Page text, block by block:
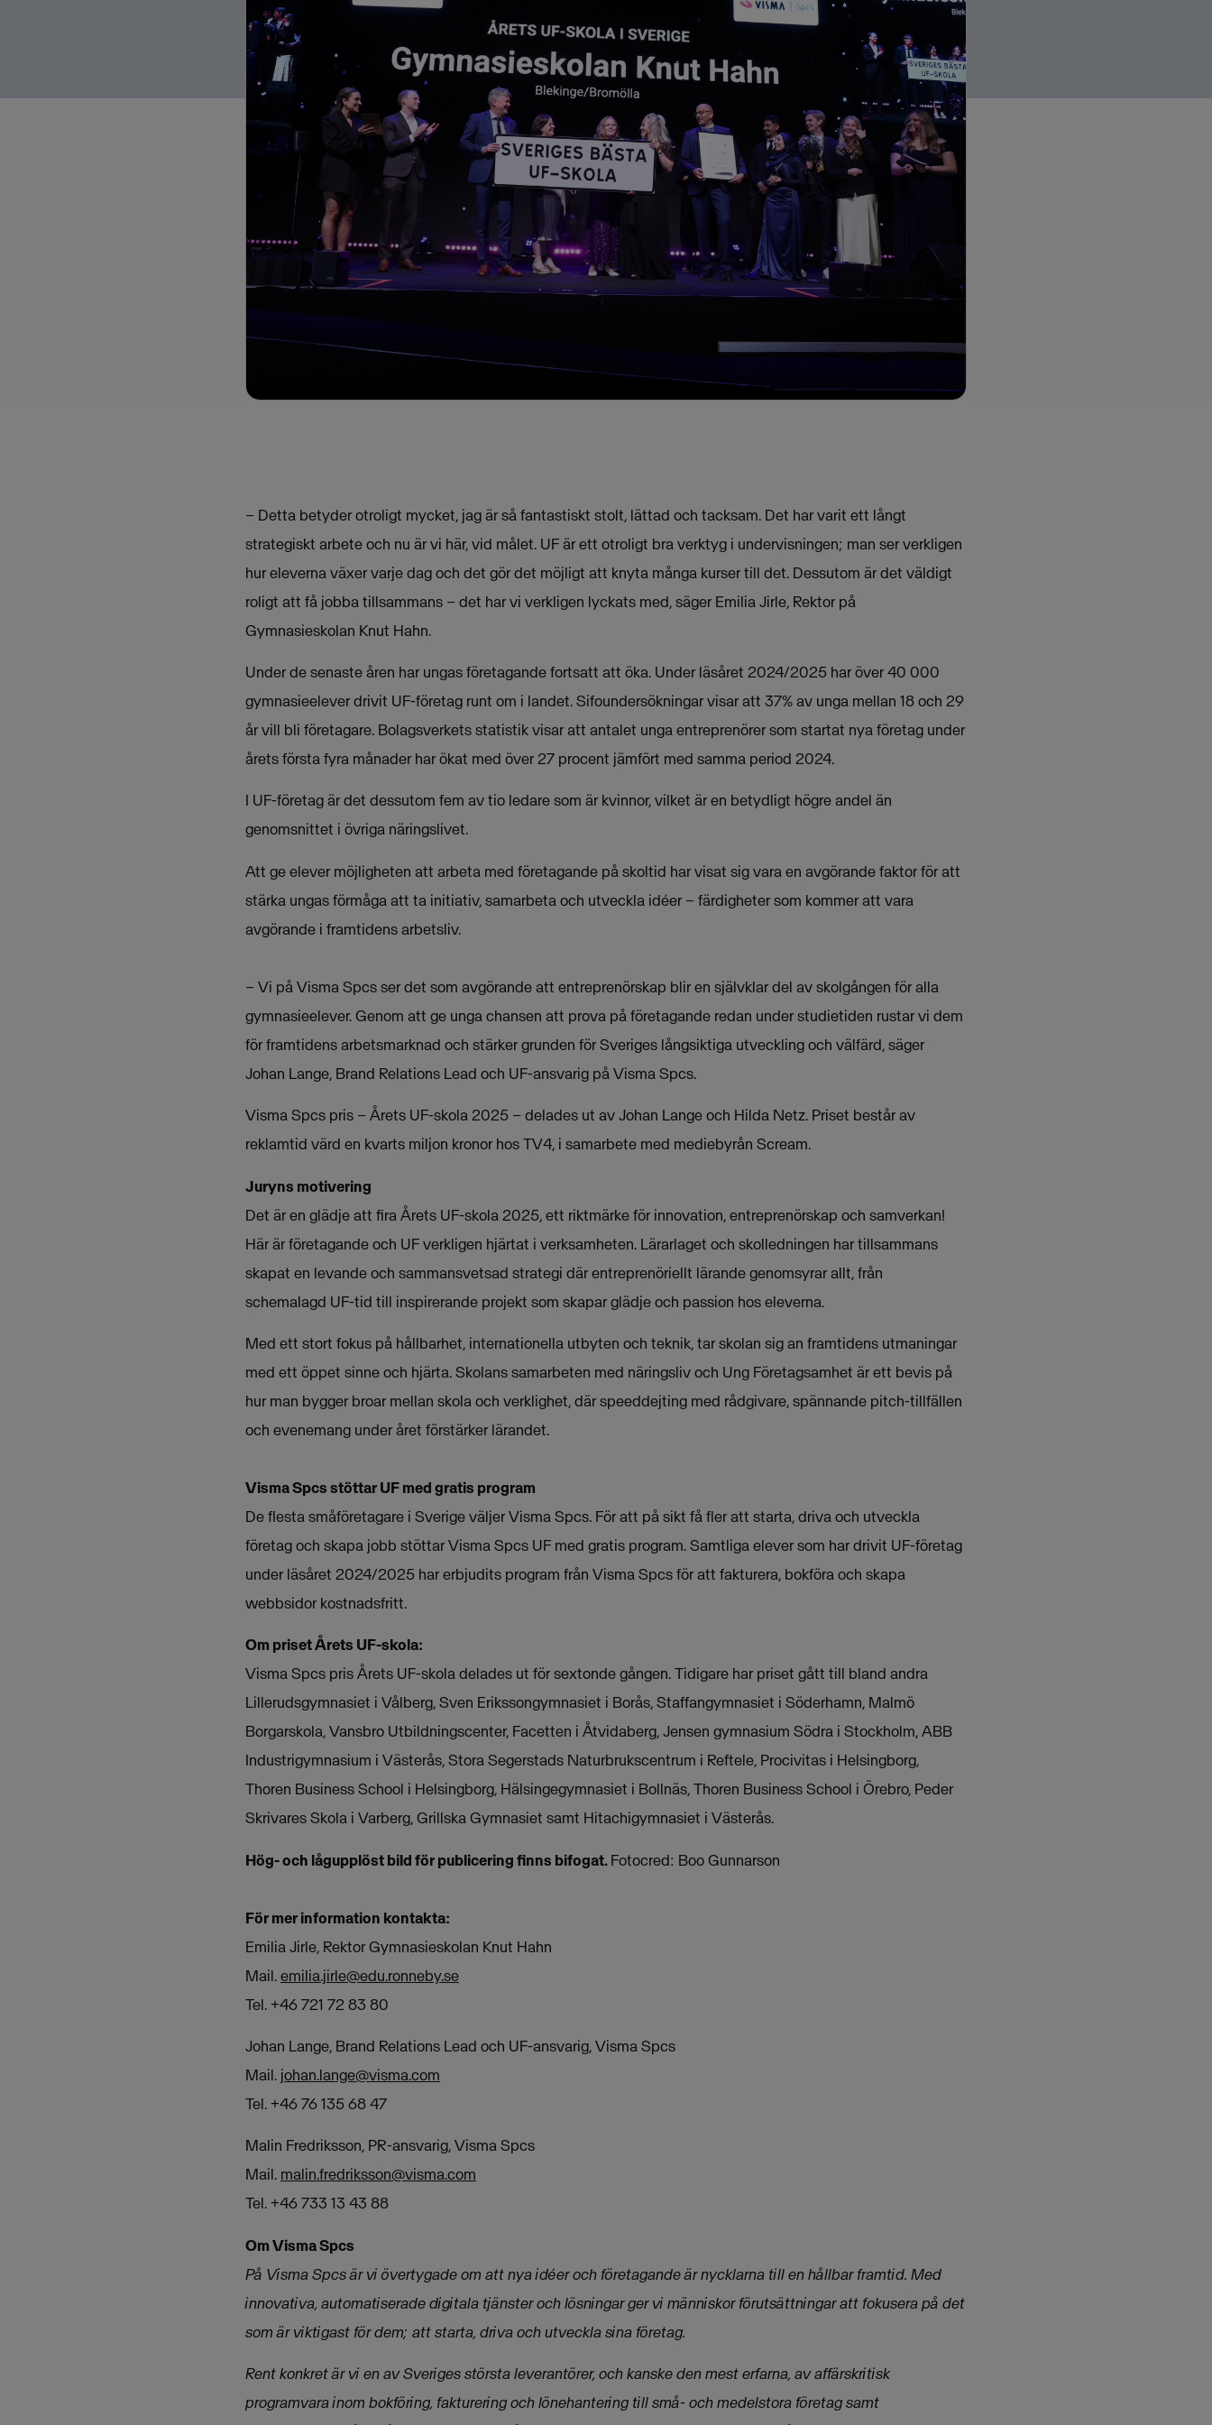
– Detta betyder otroligt mycket, jag är så fantastiskt stolt, lättad och tacksam. Det har varit ett långt
strategiskt arbete och nu är vi här, vid målet. UF är ett otroligt bra verktyg i undervisningen; man ser verkligen
hur eleverna växer varje dag och det gör det möjligt att knyta många kurser till det. Dessutom är det väldigt
roligt att få jobba tillsammans – det har vi verkligen lyckats med, säger Emilia Jirle, Rektor på
Gymnasieskolan Knut Hahn.
Under de senaste åren har ungas företagande fortsatt att öka. Under läsåret 2024/2025 har över 40 000
gymnasieelever drivit UF-företag runt om i landet. Sifoundersökningar visar att 37% av unga mellan 18 och 29
år vill bli företagare. Bolagsverkets statistik visar att antalet unga entreprenörer som startat nya företag under
årets första fyra månader har ökat med över 27 procent jämfört med samma period 2024.
I UF-företag är det dessutom fem av tio ledare som är kvinnor, vilket är en betydligt högre andel än
genomsnittet i övriga näringslivet.
Att ge elever möjligheten att arbeta med företagande på skoltid har visat sig vara en avgörande faktor för att
stärka ungas förmåga att ta initiativ, samarbeta och utveckla idéer – färdigheter som kommer att vara
avgörande i framtidens arbetsliv.
– Vi på Visma Spcs ser det som avgörande att entreprenörskap blir en självklar del av skolgången för alla
gymnasieelever. Genom att ge unga chansen att prova på företagande redan under studietiden rustar vi dem
för framtidens arbetsmarknad och stärker grunden för Sveriges långsiktiga utveckling och välfärd, säger
Johan Lange, Brand Relations Lead och UF-ansvarig på Visma Spcs.
Visma Spcs pris – Årets UF-skola 2025 – delades ut av Johan Lange och Hilda Netz. Priset består av
reklamtid värd en kvarts miljon kronor hos TV4, i samarbete med mediebyrån Scream.
Juryns motivering
Det är en glädje att fira Årets UF-skola 2025, ett riktmärke för innovation, entreprenörskap och samverkan!
Här är företagande och UF verkligen hjärtat i verksamheten. Lärarlaget och skolledningen har tillsammans
skapat en levande och sammansvetsad strategi där entreprenöriellt lärande genomsyrar allt, från
schemalagd UF-tid till inspirerande projekt som skapar glädje och passion hos eleverna.
Med ett stort fokus på hållbarhet, internationella utbyten och teknik, tar skolan sig an framtidens utmaningar
med ett öppet sinne och hjärta. Skolans samarbeten med näringsliv och Ung Företagsamhet är ett bevis på
hur man bygger broar mellan skola och verklighet, där speeddejting med rådgivare, spännande pitch-tillfällen
och evenemang under året förstärker lärandet.
Visma Spcs stöttar UF med gratis program
De flesta småföretagare i Sverige väljer Visma Spcs. För att på sikt få fler att starta, driva och utveckla
företag och skapa jobb stöttar Visma Spcs UF med gratis program. Samtliga elever som har drivit UF-företag
under läsåret 2024/2025 har erbjudits program från Visma Spcs för att fakturera, bokföra och skapa
webbsidor kostnadsfritt.
Om priset Årets UF-skola:
Visma Spcs pris Årets UF-skola delades ut för sextonde gången. Tidigare har priset gått till bland andra
Lillerudsgymnasiet i Vålberg, Sven Erikssongymnasiet i Borås, Staffangymnasiet i Söderhamn, Malmö
Borgarskola, Vansbro Utbildningscenter, Facetten i Åtvidaberg, Jensen gymnasium Södra i Stockholm, ABB
Industrigymnasium i Västerås, Stora Segerstads Naturbrukscentrum i Reftele, Procivitas i Helsingborg,
Thoren Business School i Helsingborg, Hälsingegymnasiet i Bollnäs, Thoren Business School i Örebro, Peder
Skrivares Skola i Varberg, Grillska Gymnasiet samt Hitachigymnasiet i Västerås.
Hög- och lågupplöst bild för publicering finns bifogat.Fotocred: Boo Gunnarson
För mer information kontakta:
Emilia Jirle, Rektor Gymnasieskolan Knut Hahn
Mail.emilia.jirle@edu.ronneby.se
Tel. +46 721 72 83 80
Johan Lange, Brand Relations Lead och UF-ansvarig, Visma Spcs
Mail. johan.lange@visma.com
Tel. +46 76 135 68 47
Malin Fredriksson, PR-ansvarig, Visma Spcs
Mail. malin.fredriksson@visma.com
Tel. +46 733 13 43 88
Om Visma Spcs
På Visma Spcs är vi övertygade om att nya idéer och företagande är nycklarna till en hållbar framtid. Med
innovativa, automatiserade digitala tjänster och lösningar ger vi människor förutsättningar att fokusera på det
som är viktigast för dem; att starta, driva och utveckla sina företag.
Rent konkret är vi en av Sveriges största leverantörer, och kanske den mest erfarna, av affärskritisk
programvara inom bokföring, fakturering och lönehantering till små- och medelstora företag samt